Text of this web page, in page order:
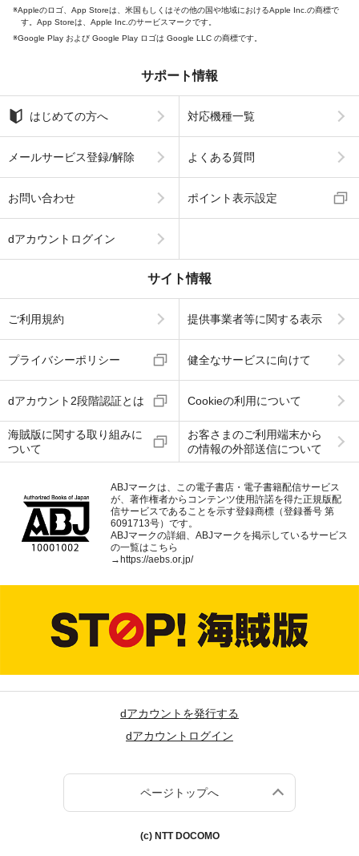
Appleのロゴ、App Storeは、米国もしくはその他の国や地域におけるApple Inc.の商標で
す。App Storeは、Apple Inc.のサービスマークです。
Google Play および Google Play ロゴは Google LLC の商標です。
サポート情報
はじめての方へ 対応機種一覧
メールサービス登録/解除 よくある質問
お問い合わせ ポイント表示設定
dアカウントログイン
サイト情報
ご利用規約 提供事業者等に関する表示
プライバシーポリシー 健全なサービスに向けて
dアカウント2段階認証とは Cookieの利用について
海賊版に関する取り組みに
ついて
お客さまのご利用端末から
の情報の外部送信について
ABJマークは、この電子書店・電子書籍配信サービス
が、著作権者からコンテンツ使用許諾を得た正規版配
信サービスであることを示す登録商標（登録番号 第
6091713号）です。
ABJマークの詳細、ABJマークを掲示しているサービス
の一覧はこちら
→https://aebs.or.jp/
dアカウントを発行する
dアカウントログイン
ページトップへ
(c) NTT DOCOMO